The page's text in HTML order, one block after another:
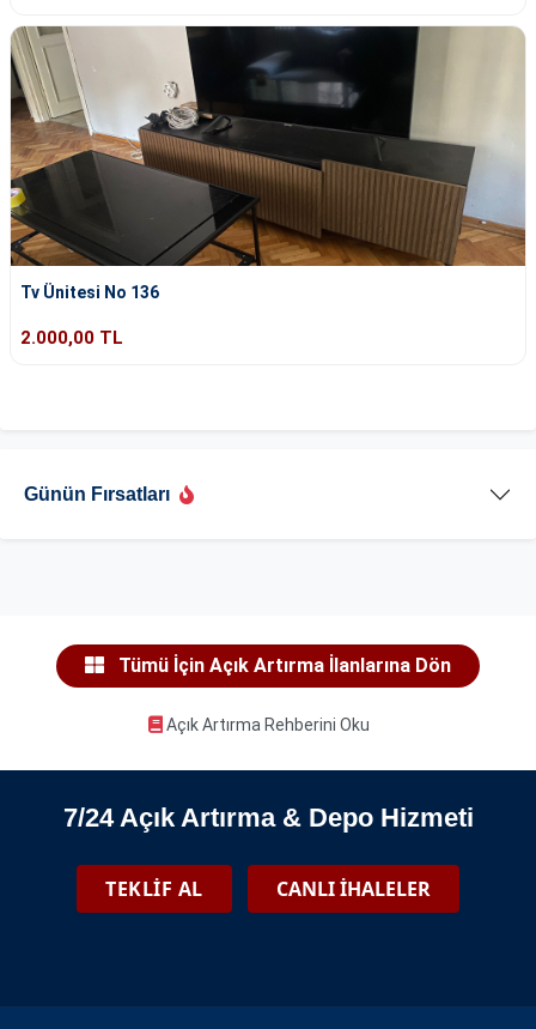
Tv Ünitesi No 136
2.000,00 TL
Günün Fırsatları
Tümü İçin Açık Artırma İlanlarına Dön
Açık Artırma Rehberini Oku
7/24 Açık Artırma & Depo Hizmeti
TEKLİF AL CANLI İHALELER